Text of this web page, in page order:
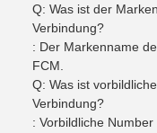
Q: Was ist der
Verbindung?
: Der Markenname
FCM.
Q: Was ist
Verbindung?
: Vorbildliche